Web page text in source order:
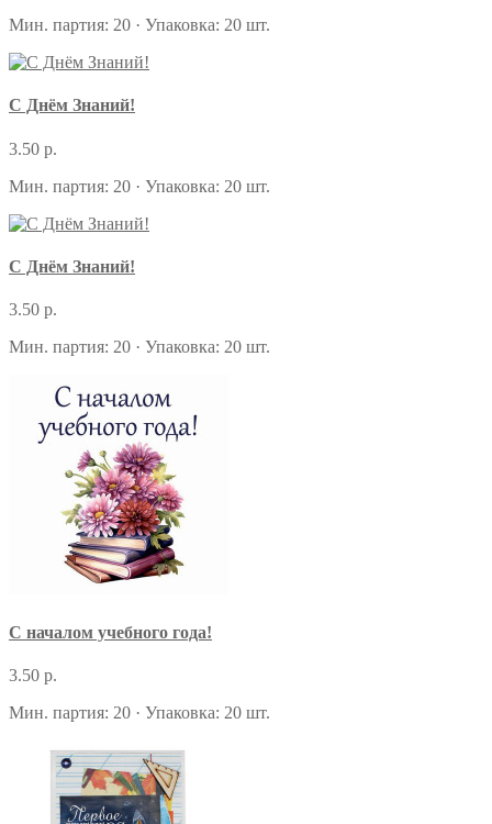
Мин. партия: 20 · Упаковка: 20 шт.
С Днём Знаний!
3.50 р.
Мин. партия: 20 · Упаковка: 20 шт.
С Днём Знаний!
3.50 р.
Мин. партия: 20 · Упаковка: 20 шт.
С началом учебного года!
3.50 р.
Мин. партия: 20 · Упаковка: 20 шт.